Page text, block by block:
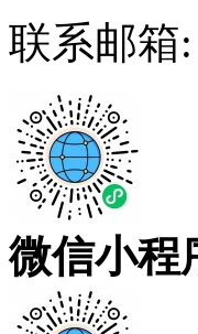
联系邮箱:
微信小程